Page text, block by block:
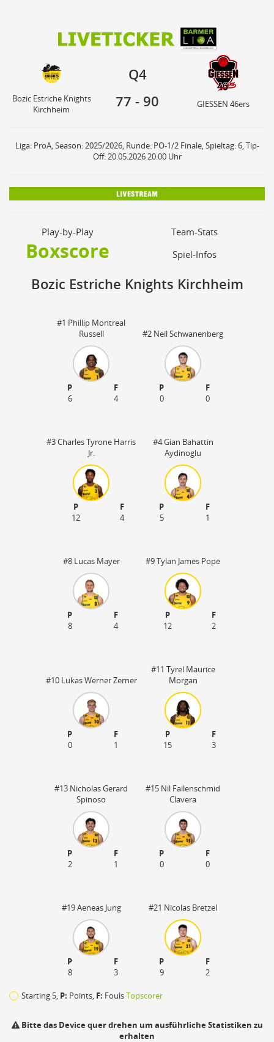
Kirchheim
GIESSEN 46ers
Q4
77 - 90
Bozic Estriche Knights
Kirchheim
GIESSEN 46ers
Liga: ProA, Season: 2025/2026, Runde: PO-1/2 Finale, Spieltag: 6, Tip-
Off: 20.05.2026 20:00 Uhr
Play-by-Play Team-Stats
Boxscore Spiel-Infos
Bozic Estriche Knights Kirchheim
#1 Phillip Montreal
Russell
P
F
6
4
#2 Neil Schwanenberg
P
F
0
0
#3 Charles Tyrone Harris
Jr.
P
F
12
4
#4 Gian Bahattin
Aydinoglu
P
F
5
1
#8 Lucas Mayer
P
F
8
4
#9 Tylan James Pope
P
F
12
2
#10 Lukas Werner Zerner
P
F
0
1
#11 Tyrel Maurice
Morgan
P
F
15
3
#13 Nicholas Gerard
Spinoso
P
F
2
1
#15 Nil Failenschmid
Clavera
P
F
0
0
#19 Aeneas Jung
P
F
8
3
#21 Nicolas Bretzel
P
F
9
2
Starting 5, P: Points, F: FoulsTopscorer
Bitte das Device quer drehen um ausführliche Statistiken zu
erhalten